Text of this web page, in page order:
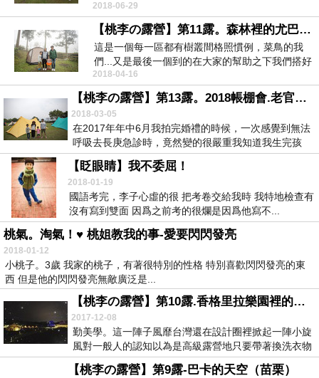
子好適合...
2018-06-29
【桃李の露營】第11露。森林裡的尤巴士。新竹
這是一個每一區都有樹叢間格照慣例，菜鳥的我
們...又是最後一個到的在大家的幫助之下我們搭好
了帳棚白馬...
2018-04-16
【桃李の露營】第13露。2018帳棚會.老官道.苗栗
2018-03-05
在2017年年中6月我拍完婚禮的時候，一次感覺到無法
呼吸去長庚急診時，竟然變的很嚴重我知道我生完孩
子...
【眨眼睛】我不委屈！
2018-01-19
國語考完，李子心虛的很 把考卷交給我時 我特地檢查有
沒有寫到雙面 因爲之前考的很爛是因爲他寫不...
桃氣。淘氣！♥ 桃姐教我的事-愛要閃閃發亮
2018-01-12
小桃子。3歲 我家的桃子，有著很特別的性格 特別喜歡閃閃發亮的東
西 但是他的閃閃發亮無敵廣泛是...
【桃李の露營】第10露.香格里拉樂園裡的勤美學CMP Village（苗栗）
2017-12-08
勤美學。這一陣子風靡台灣還在設計圈裡掀起一陣小旋
風對一般人的認知以為是高級露營地只要帶著換洗衣物
去不...
【桃李の露營】第9露-巴卡的天空（苗栗）